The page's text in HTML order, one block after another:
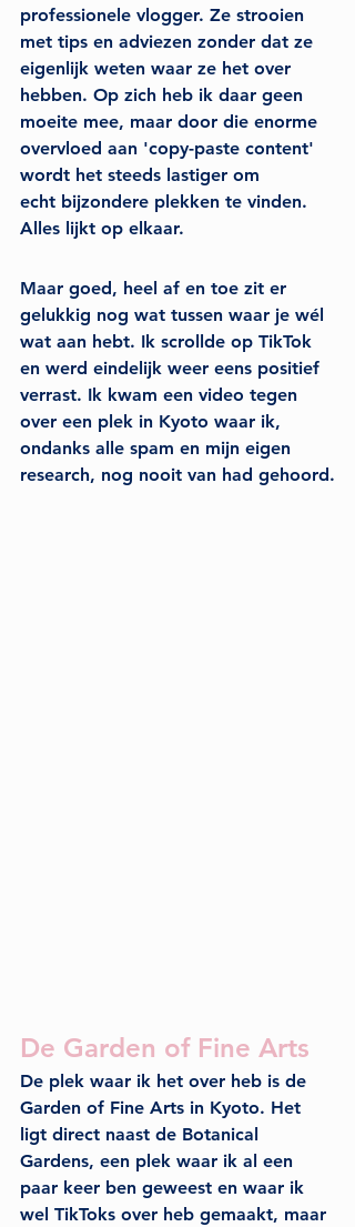
professionele vlogger. Ze strooien
met tips en adviezen zonder dat ze
eigenlijk weten waar ze het over
hebben. Op zich heb ik daar geen
moeite mee, maar door die enorme
overvloed aan 'copy-paste content'
wordt het steeds lastiger om
echt bijzondere plekken te vinden.
Alles lijkt op elkaar.
Maar goed, heel af en toe zit er
gelukkig nog wat tussen waar je wél
wat aan hebt. Ik scrollde op TikTok
en werd eindelijk weer eens positief
verrast. Ik kwam een video tegen
over een plek in Kyoto waar ik,
ondanks alle spam en mijn eigen
research, nog nooit van had gehoord.
De Garden of Fine Arts
De plek waar ik het over heb is de
Garden of Fine Arts in Kyoto. Het
ligt direct naast de Botanical
Gardens, een plek waar ik al een
paar keer ben geweest en waar ik
wel TikToks over heb gemaakt, maar